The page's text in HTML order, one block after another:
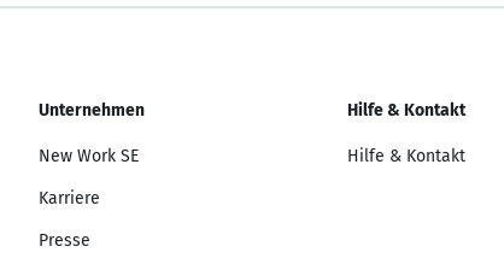
Unternehmen
New Work SE
Karriere
Presse
Hilfe & Kontakt
Hilfe & Kontakt